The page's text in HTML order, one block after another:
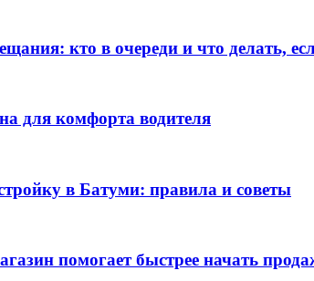
кто в очереди и что делать,
для комфорта водителя
в Батуми: правила и советы
помогает быстрее начать